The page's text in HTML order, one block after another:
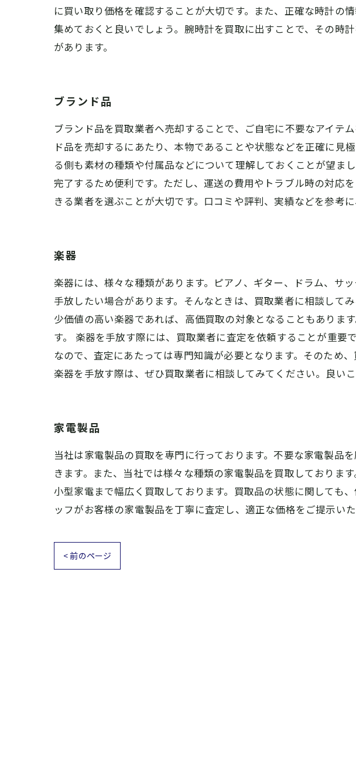
に買い取り価格を確認することが大切です。また、正確な時計の
集めておくと良いでしょう。腕時計を買取に出すことで、その時
があります。
ブランド品
ブランド品を買取業者へ売却することで、ご自宅に不要なアイテ
ド品を売却するにあたり、本物であることや状態などを正確に見
る側も素材の種類や付属品などについて理解しておくことが望ま
完了するため便利です。ただし、運送の費用やトラブル時の対応
きる業者を選ぶことが大切です。口コミや評判、実績などを参考
楽器
楽器には、様々な種類があります。ピアノ、ギター、ドラム、サ
手放したい場合があります。そんなときは、買取業者に相談して
少価値の高い楽器であれば、高価買取の対象となることもありま
す。 楽器を手放す際には、買取業者に査定を依頼することが重
なので、査定にあたっては専門知識が必要となります。そのため
楽器を手放す際は、ぜひ買取業者に相談してみてください。良い
家電製品
当社は家電製品の買取を専門に行っております。不要な家電製品
きます。また、当社では様々な種類の家電製品を買取しておりま
小型家電まで幅広く買取しております。買取品の状態に関しても
ッフがお客様の家電製品を丁寧に査定し、適正な価格をご提示い
< 前のページ